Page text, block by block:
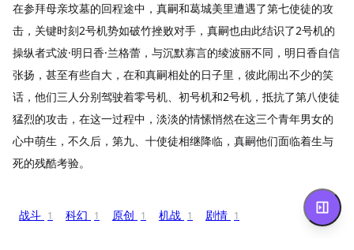
在参拜母亲坟墓的回程途中，真嗣和葛城美里遭遇了第七使徒的攻
击，关键时刻2号机势如破竹挫败对手，真嗣也由此结识了2号机的
操纵者式波·明日香·兰格蕾，与沉默寡言的绫波丽不同，明日香自信
张扬，甚至有些自大，在和真嗣相处的日子里，彼此闹出不少的笑
话，他们三人分别驾驶着零号机、初号机和2号机，抵抗了第八使徒
猛烈的攻击，在这一过程中，淡淡的情愫悄然在这三个青年男女的
心中萌生，不久后，第九、十使徒相继降临，真嗣他们面临着生与
死的残酷考验。
战斗 1 科幻 1 原创 1 机战 1 剧情 1